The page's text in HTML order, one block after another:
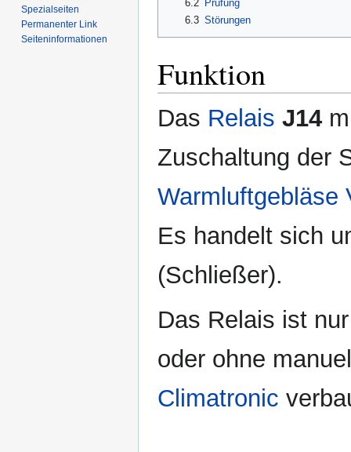
6.2 Prüfung
6.3 Störungen
Funktion
Das Relais J14
Zuschaltung der
Warmluftgebläse
Es handelt sich
(Schließer).
Das Relais ist
oder ohne
Climatronic
Spezialseiten
Permanenter Link
Seiten­informationen